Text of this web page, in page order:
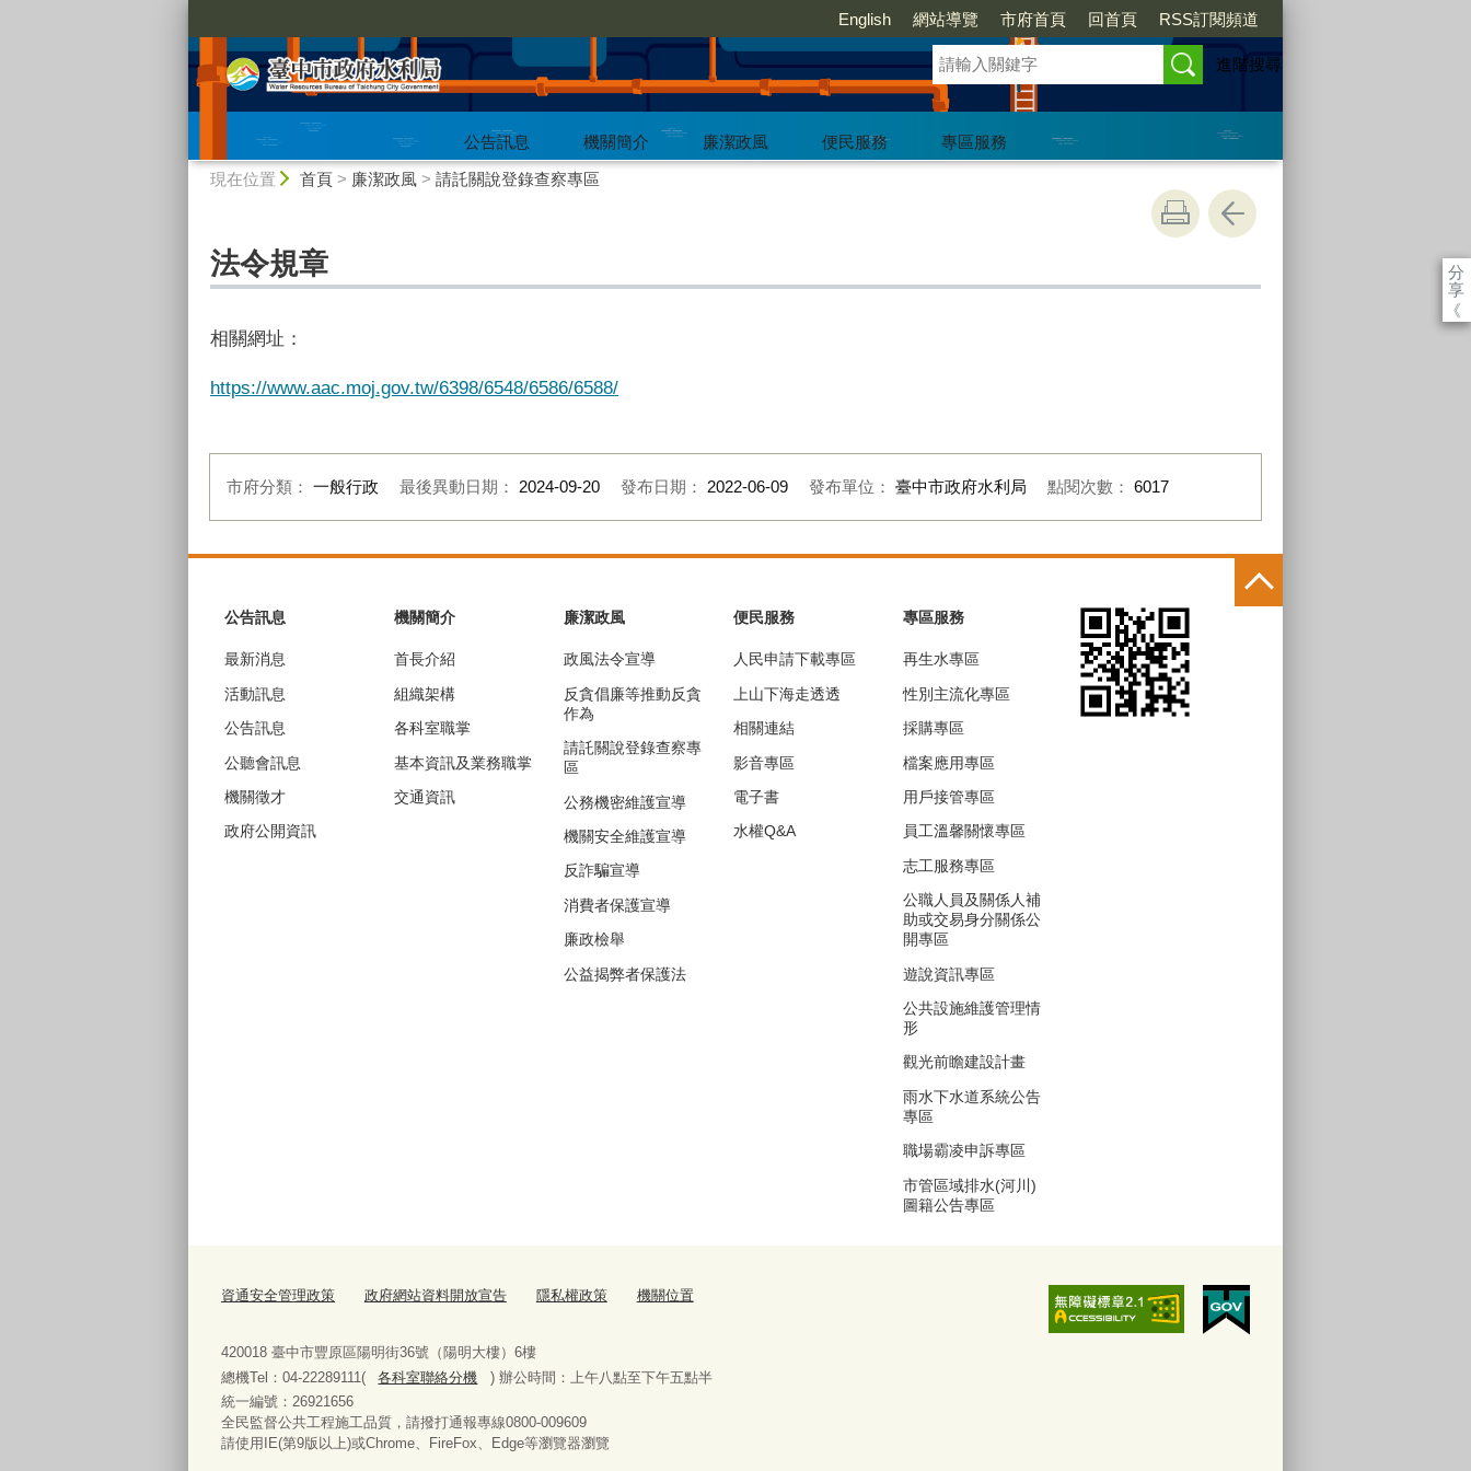
English 網站導覽 市府首頁 回首頁 RSS訂閱頻道
進階搜尋
公告訊息 機關簡介 廉潔政風 便民服務
專區服務
現在位置 首頁> 廉潔政風> 請託關說登錄查察專區
分
享
《
法令規章
相關網址：
https://www.aac.moj.gov.tw/6398/6548/6586/6588/
市府分類： 一般行政 最後異動日期： 2024-09-20 發布日期： 2022-06-09 發布單位： 臺中市政府水利局 點閱次數： 6017
公告訊息
最新消息
活動訊息
公告訊息
公聽會訊息
機關徵才
政府公開資訊
機關簡介
首長介紹
組織架構
各科室職掌
基本資訊及業務職掌
交通資訊
廉潔政風
政風法令宣導
反貪倡廉等推動反貪
作為
請託關說登錄查察專
區
公務機密維護宣導
機關安全維護宣導
反詐騙宣導
消費者保護宣導
廉政檢舉
公益揭弊者保護法
便民服務
人民申請下載專區
上山下海走透透
相關連結
影音專區
電子書
水權Q&A
專區服務
再生水專區
性別主流化專區
採購專區
檔案應用專區
用戶接管專區
員工溫馨關懷專區
志工服務專區
公職人員及關係人補
助或交易身分關係公
開專區
遊說資訊專區
公共設施維護管理情
形
觀光前瞻建設計畫
雨水下水道系統公告
專區
職場霸凌申訴專區
市管區域排水(河川)
圖籍公告專區
資通安全管理政策 政府網站資料開放宣告 隱私權政策 機關位置
420018 臺中市豐原區陽明街36號（陽明大樓）6樓
總機Tel：04-22289111(
各科室聯絡分機
) 辦公時間：上午八點至下午五點半
統一編號：26921656
全民監督公共工程施工品質，請撥打通報專線0800-009609
請使用IE(第9版以上)或Chrome、FireFox、Edge等瀏覽器瀏覽